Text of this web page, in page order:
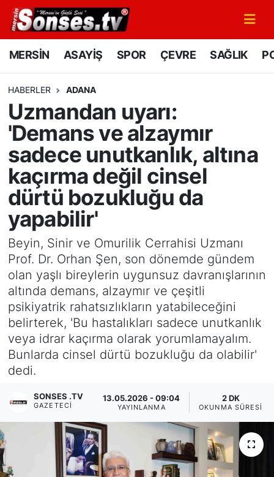
MERSİN ASAYİŞ SPOR ÇEVRE SAĞLIK
HABERLER ADANA
Uzmandan uyarı:
'Demans ve alzaymır
sadece unutkanlık, altına
kaçırma değil cinsel
dürtü bozukluğu da
yapabilir'
Beyin, Sinir ve Omurilik Cerrahisi Uzmanı
Prof. Dr. Orhan Şen, son dönemde gündem
olan yaşlı bireylerin uygunsuz davranışlarının
altında demans, alzaymır ve çeşitli
psikiyatrik rahatsızlıkların yatabileceğini
belirterek, 'Bu hastalıkları sadece unutkanlık
veya idrar kaçırma olarak yorumlamayalım.
Bunlarda cinsel dürtü bozukluğu da olabilir'
dedi.
SONSES .TV
GAZETECI
13.05.2026 - 09:04
YAYINLANMA
2 DK
OKUNMA SÜRESI
MERSİN
SPOR
GÜNÜN MANŞETİ
DÜNYA
KÜLTÜR - SANAT
MAGAZİN
SAĞLIK
Siyaset
YEREL HABER
Haberde insan
Tanıtım
Mersin Nöbetçi Eczaneler
Mersin Namaz Vakitleri
Mersin Trafik Yoğunluk Haritası
Süper Lig Puan Durumu ve Fikstür
Tüm Manşetler
Son Dakika Haberleri
Haber Arşivi